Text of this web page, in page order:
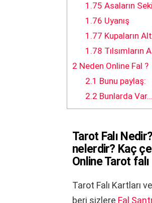
1.75 Asaların
1.76 Uyanış
1.77 Kupaların
1.78 Tılsımların
2 Neden Online Fal ?
2.1 Bunu paylaş:
2.2 Bunlarda Var...
Tarot Falı
nelerdir? Kaç
Online Tarot
Tarot Falı Kartları
beri sizlere Fal